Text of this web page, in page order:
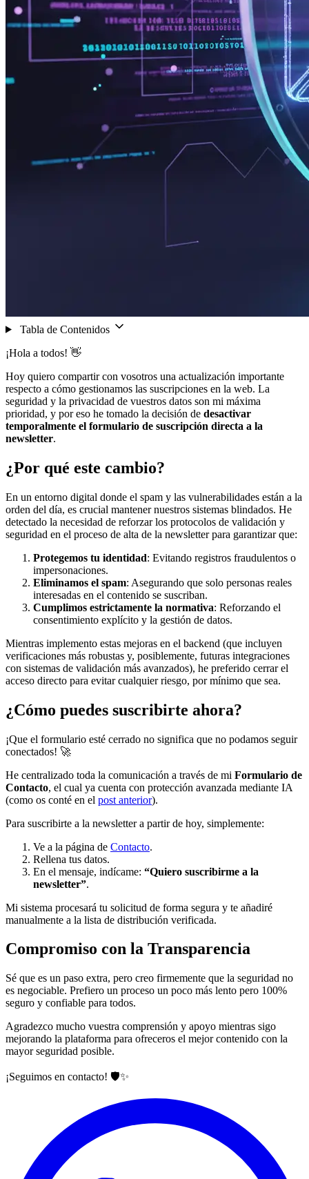
Tabla de Contenidos
¡Hola a todos! 👋
Hoy quiero compartir con vosotros una actualización importante
respecto a cómo gestionamos las suscripciones en la web. La
seguridad y la privacidad de vuestros datos son mi máxima
prioridad, y por eso he tomado la decisión de desactivar
temporalmente el formulario de suscripción directa a la
newsletter.
¿Por qué este cambio?
En un entorno digital donde el spam y las vulnerabilidades están a la
orden del día, es crucial mantener nuestros sistemas blindados. He
detectado la necesidad de reforzar los protocolos de validación y
seguridad en el proceso de alta de la newsletter para garantizar que:
Protegemos tu identidad: Evitando registros fraudulentos o
impersonaciones.
Eliminamos el spam: Asegurando que solo personas reales
interesadas en el contenido se suscriban.
Cumplimos estrictamente la normativa: Reforzando el
consentimiento explícito y la gestión de datos.
Mientras implemento estas mejoras en el backend (que incluyen
verificaciones más robustas y, posiblemente, futuras integraciones
con sistemas de validación más avanzados), he preferido cerrar el
acceso directo para evitar cualquier riesgo, por mínimo que sea.
¿Cómo puedes suscribirte ahora?
¡Que el formulario esté cerrado no significa que no podamos seguir
conectados! 🚀
He centralizado toda la comunicación a través de mi Formulario de
Contacto, el cual ya cuenta con protección avanzada mediante IA
(como os conté en el post anterior).
Para suscribirte a la newsletter a partir de hoy, simplemente:
Ve a la página de Contacto.
Rellena tus datos.
En el mensaje, indícame: “Quiero suscribirme a la
newsletter”.
Mi sistema procesará tu solicitud de forma segura y te añadiré
manualmente a la lista de distribución verificada.
Compromiso con la Transparencia
Sé que es un paso extra, pero creo firmemente que la seguridad no
es negociable. Prefiero un proceso un poco más lento pero 100%
seguro y confiable para todos.
Agradezco mucho vuestra comprensión y apoyo mientras sigo
mejorando la plataforma para ofreceros el mejor contenido con la
mayor seguridad posible.
¡Seguimos en contacto! 🛡️✨